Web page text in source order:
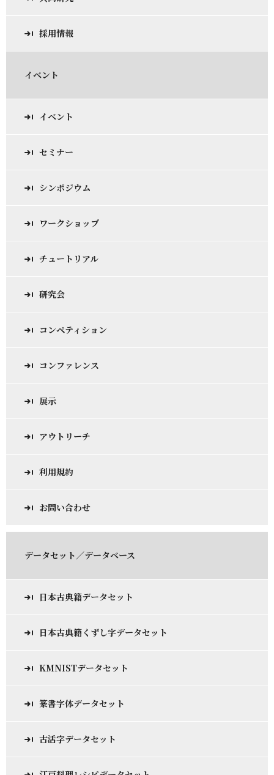
採用情報
イベント
イベント
セミナー
シンポジウム
ワークショップ
チュートリアル
研究会
コンペティション
コンファレンス
展示
アウトリーチ
利用規約
お問い合わせ
データセット／データベース
日本古典籍データセット
日本古典籍くずし字データセット
KMNISTデータセット
篆書字体データセット
古活字データセット